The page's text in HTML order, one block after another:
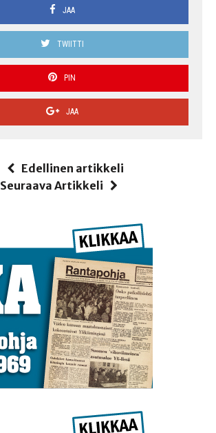
JAA
TWIITTI
PIN
JAA
Edellinen artikkeli
Seuraava Artikkeli